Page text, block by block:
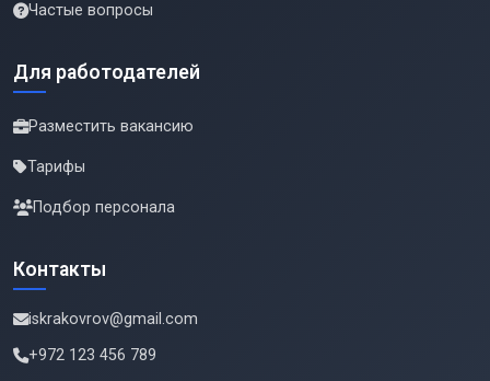
Частые вопросы
Для работодателей
Разместить вакансию
Тарифы
Подбор персонала
Контакты
iskrakovrov@gmail.com
+972 123 456 789